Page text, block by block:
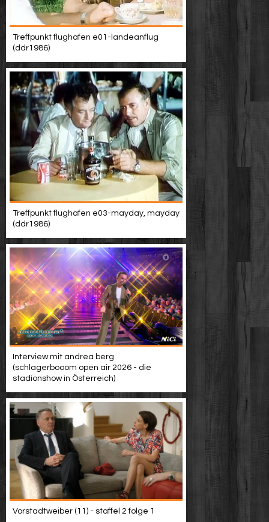
Treffpunkt flughafen e01-landeanflug
(ddr1986)
Treffpunkt flughafen e03-mayday, mayday
(ddr1986)
Interview mit andrea berg
(schlagerbooom open air 2026 - die
stadionshow in Österreich)
Vorstadtweiber (11) - staffel 2 folge 1